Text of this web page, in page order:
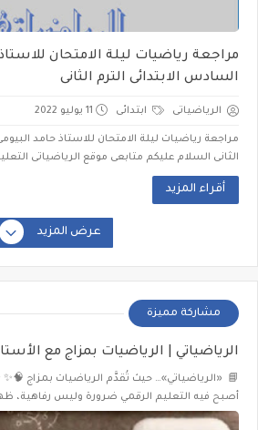
مراجعة رياضيات ليلة الامتحان للاستاذ
السادس الابتدائى الترم الثانى
الرياضياتى ابتدائى 11 يوليو 2022
مراجعة رياضيات ليلة الامتحان للاستاذ حامد
الثانى السلام عليكم متابعى موقع الرياضياتى
أقراء المزيد
عرض المزيد
مشاركة مميزة
الرياضياتي | الرياضيات بمزاج مع
📘 «الرياضياتي»… حيث تُقدَّم الرياضيات بمزاج
أصبح فيه التعليم الرقمي ضرورة وليس رفاهية،